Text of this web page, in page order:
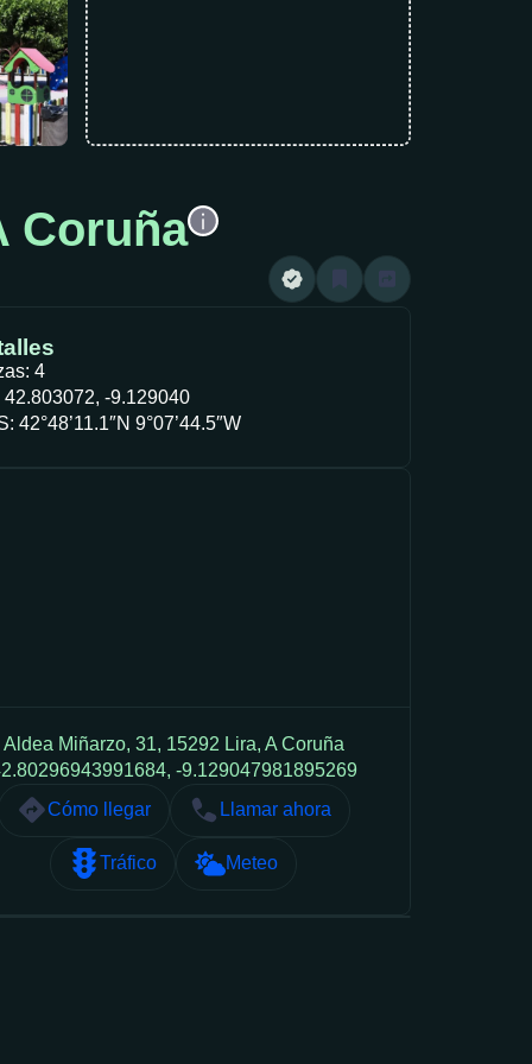
Coruña
4
42.803072, -9.129040
42°48’11.1″N 9°07’44.5″W
Aldea Miñarzo, 31, 15292 Lira, A Coruña
-9.129047981895269
Cómo llegar
Llamar ahora
Tráfico Meteo